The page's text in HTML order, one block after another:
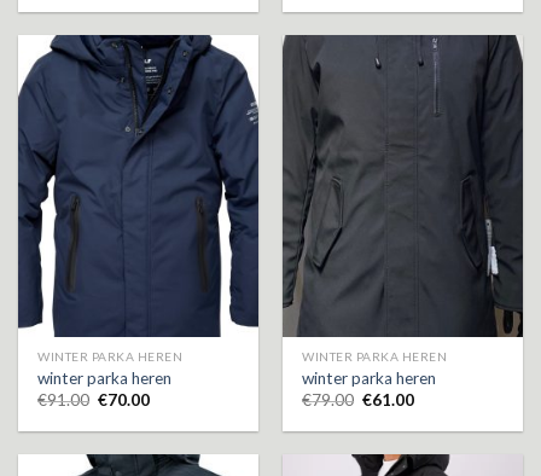
WINTER PARKA HEREN
winter parka heren
€91.00 €70.00
WINTER PARKA HEREN
winter parka heren
€79.00 €61.00